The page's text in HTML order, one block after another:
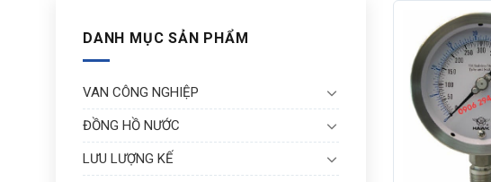
DANH MỤC SẢN PHẨM
VAN CÔNG NGHIỆP
ĐỒNG HỒ NƯỚC
LƯU LƯỢNG KẾ